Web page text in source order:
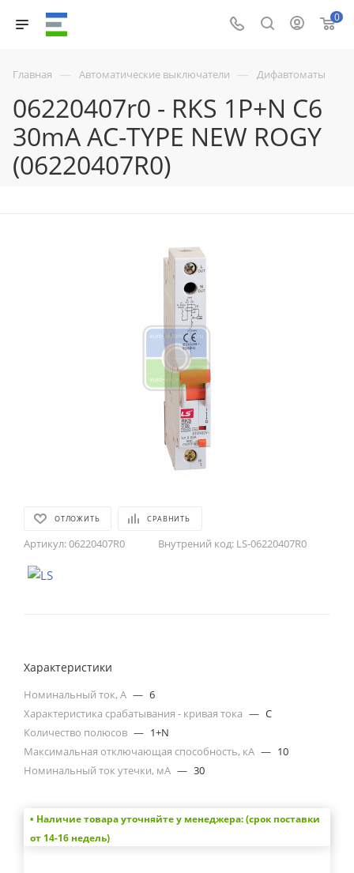
0
Главная — Автоматические выключатели — Дифавтоматы
06220407r0 - RKS 1P+N C6
30mA AC-TYPE NEW ROGY
(06220407R0)
ОТЛОЖИТЬ СРАВНИТЬ
Артикул:06220407R0 Внутрений код: LS-06220407R0
Характеристики
Номинальный ток, А — 6
Характеристика срабатывания - кривая тока — C
Количество полюсов — 1+N
Максимальная отключающая способность, кА — 10
Номинальный ток утечки, мА — 30
• Наличие товара уточняйте у менеджера: (срок поставки
от 14-16 недель)